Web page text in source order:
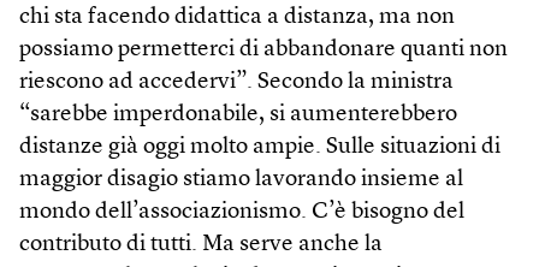
chi sta facendo didattica a distanza, ma non
possiamo permetterci di abbandonare quanti non
riescono ad accedervi”. Secondo la ministra
“sarebbe imperdonabile, si aumenterebbero
distanze già oggi molto ampie. Sulle situazioni di
maggior disagio stiamo lavorando insieme al
mondo dell’associazionismo. C’è bisogno del
contributo di tutti. Ma serve anche la